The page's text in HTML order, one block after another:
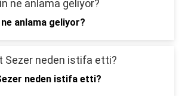
anlama geliyor?
neden istifa etti?